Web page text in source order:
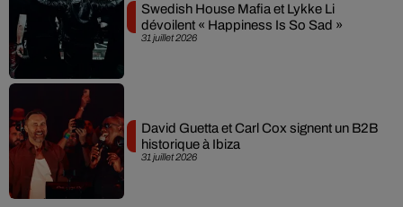
31 juillet 2026
Swedish House Mafia et Lykke Li
dévoilent « Happiness Is So Sad »
31 juillet 2026
David Guetta et Carl Cox signent un B2B
historique à Ibiza